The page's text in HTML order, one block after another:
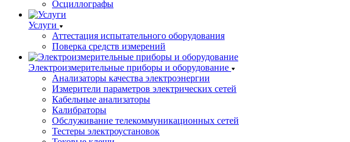
Осциллографы
Услуги
Аттестация испытательного оборудования
Поверка средств измерений
Электроизмерительные приборы и оборудование
Анализаторы качества электроэнергии
Измерители параметров электрических сетей
Кабельные анализаторы
Калибраторы
Обслуживание телекоммуникационных сетей
Тестеры электроустановок